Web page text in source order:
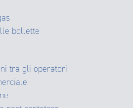
bollette
tra gli operatori